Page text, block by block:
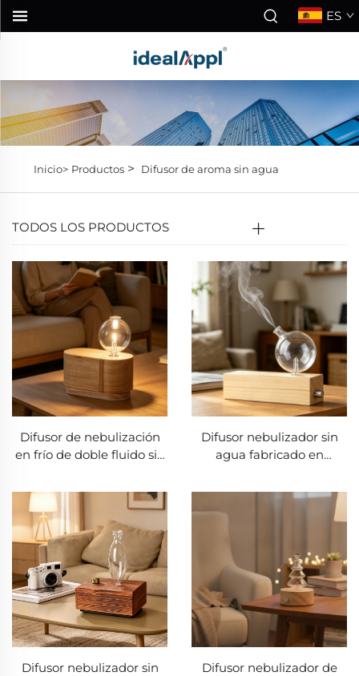
ES
Inicio> Productos> Difusor de aroma sin agua
TODOS LOS PRODUCTOS
Difusor de nebulización
en frío de doble fluido sin
de madera maciza sin
contacto con plástico,
difusor esférico de aroma
para aceites esenciales
puros de vidrio de
borosilicato
Difusor nebulizador sin
agua fabricado en
vidrio de borosilicato, con
perilla de control
aceites esenciales puros
Difusor nebulizador sin
Difusor nebulizador de